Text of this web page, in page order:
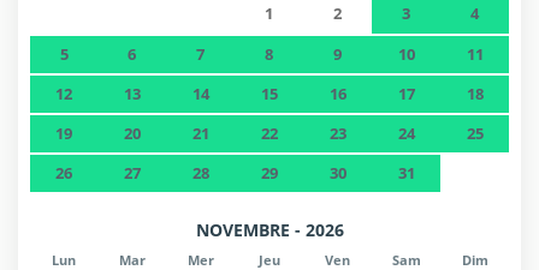
1 2 3
4
5
6 7 8 9 10
11
12
13 14 15 16 17
18
19
20 21 22 23 24
25
26
27 28 29 30 31
NOVEMBRE - 2026
Lun Mar Mer Jeu Ven Sam Dim